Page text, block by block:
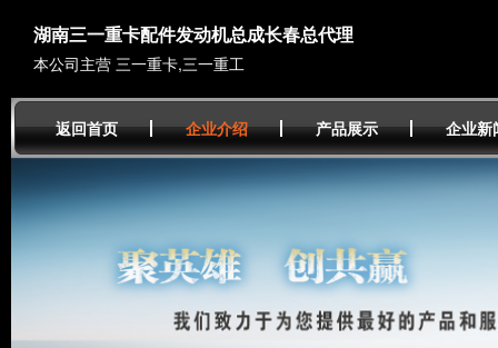
湖南三一重卡配件发动机总成长春总代理
本公司主营 三一重卡,三一重工
返回首页 企业介绍 产品展示 企业新